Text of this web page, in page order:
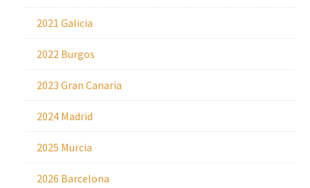
2021 Galicia
2022 Burgos
2023 Gran Canaria
2024 Madrid
2025 Murcia
2026 Barcelona